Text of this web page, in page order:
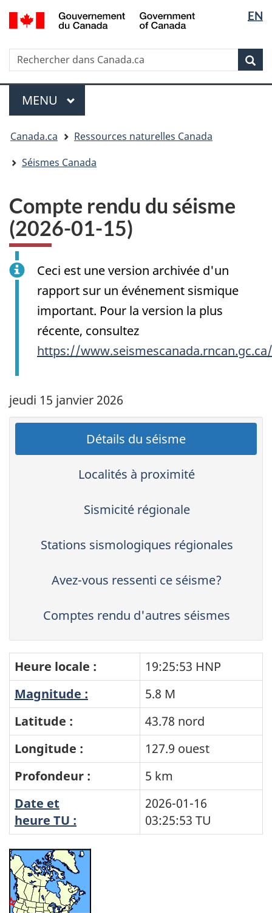
Passer
au
principal
Passer
à
sujet
du
gouvernement »
Passer
à
version
HTML
simplifiée
la
langue
EN
Rechercher
Rechercher
dans
Canada.ca
Menu
MENU PRINCIPAL
êtes
ici
Canada.ca
Ressources naturelles Canada
Séismes Canada
Compte rendu du séisme
(2026-01-15)
Ceci est une version archivée d'un
rapport sur un événement sismique
important. Pour la version la plus
récente, consultez
https://
jeudi 15 janvier 2026
Détails du séisme
Localités à proximité
Sismicité régionale
Stations sismologiques régionales
Avez-vous ressenti ce séisme?
Comptes rendu d'autres séismes
Heure locale :
19:25:53 HNP
Magnitude :
5.8 M
Latitude :
43.78 nord
Longitude :
127.9 ouest
Profondeur :
5 km
Date et
heure TU :
2026-01-16
03:25:53 TU